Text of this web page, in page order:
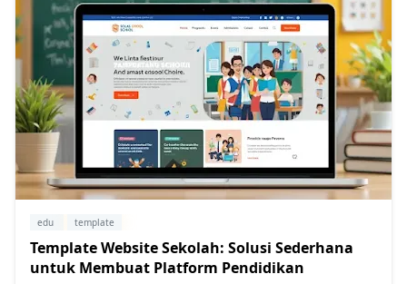
edu template
Template Website Sekolah: Solusi Sederhana
untuk Membuat Platform Pendidikan